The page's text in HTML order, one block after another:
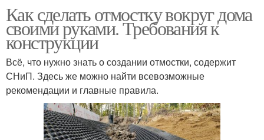
Как сделать отмостку вокруг дома
своими руками. Требования к
конструкции
Всё, что нужно знать о создании отмостки, содержит
СНиП. Здесь же можно найти всевозможные
рекомендации и главные правила.